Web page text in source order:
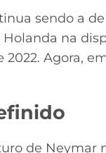
sendo a de
na
2022. Agora,
de Neymar